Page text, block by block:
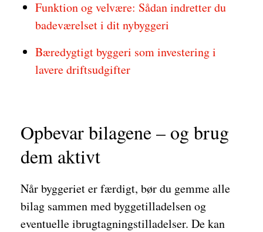
Funktion og velvære: Sådan indretter du
badeværelset i dit nybyggeri
Bæredygtigt byggeri som investering i
lavere driftsudgifter
Opbevar bilagene – og brug
dem aktivt
Når byggeriet er færdigt, bør du gemme alle
bilag sammen med byggetilladelsen og
eventuelle ibrugtagningstilladelser. De kan